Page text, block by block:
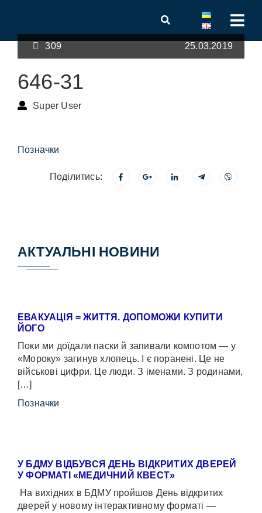
309 25.03.2019
646-31
Super User
Позначки
Поділитись:
АКТУАЛЬНІ НОВИНИ
ЕВАКУАЦІЯ = ЖИТТЯ. ДОПОМОЖИ КУПИТИ
ЙОГО
Поки ми доїдали паски й запивали компотом — у
«Мороку» загинув хлопець. І є поранені. Це не
військові цифри. Це люди. З іменами. З родинами,
[…]
Позначки
У БДМУ ВІДБУВСЯ ДЕНЬ ВІДКРИТИХ ДВЕРЕЙ
У ФОРМАТІ «МЕДИЧНИЙ КВЕСТ»
На вихідних в БДМУ пройшов День відкритих
дверей у новому інтерактивному форматі —